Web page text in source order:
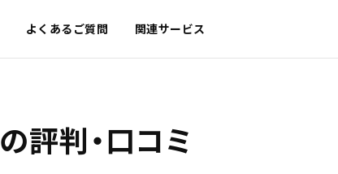
よくあるご質問 関連サービス
の評判・口コミ